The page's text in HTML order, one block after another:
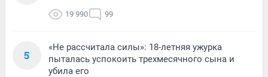
19 990 99
5
«Не рассчитала силы»: 18-летняя ужурка
пыталась успокоить трехмесячного сына и
убила его